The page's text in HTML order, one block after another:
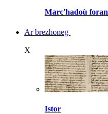
Marc'hadoù foran
Ar brezhoneg
X
Istor